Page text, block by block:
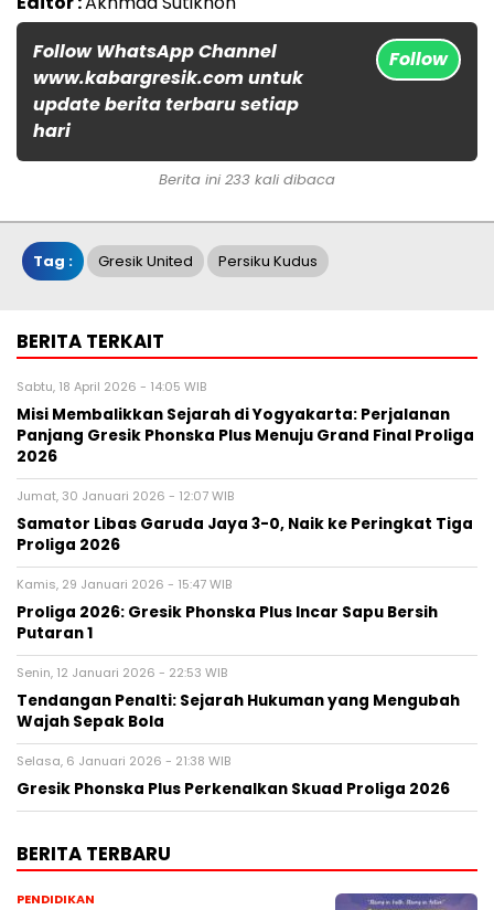
Follow WhatsApp Channel
www.kabargresik.com untuk
update berita terbaru setiap
hari
Follow
Berita ini 233 kali dibaca
Tag : Gresik United Persiku Kudus
BERITA TERKAIT
Sabtu, 18 April 2026 - 14:05 WIB
Misi Membalikkan Sejarah di Yogyakarta: Perjalanan
Panjang Gresik Phonska Plus Menuju Grand Final Proliga
2026
Jumat, 30 Januari 2026 - 12:07 WIB
Samator Libas Garuda Jaya 3-0, Naik ke Peringkat Tiga
Proliga 2026
Kamis, 29 Januari 2026 - 15:47 WIB
Proliga 2026: Gresik Phonska Plus Incar Sapu Bersih
Putaran 1
Senin, 12 Januari 2026 - 22:53 WIB
Tendangan Penalti: Sejarah Hukuman yang Mengubah
Wajah Sepak Bola
Selasa, 6 Januari 2026 - 21:38 WIB
Gresik Phonska Plus Perkenalkan Skuad Proliga 2026
BERITA TERBARU
PENDIDIKAN